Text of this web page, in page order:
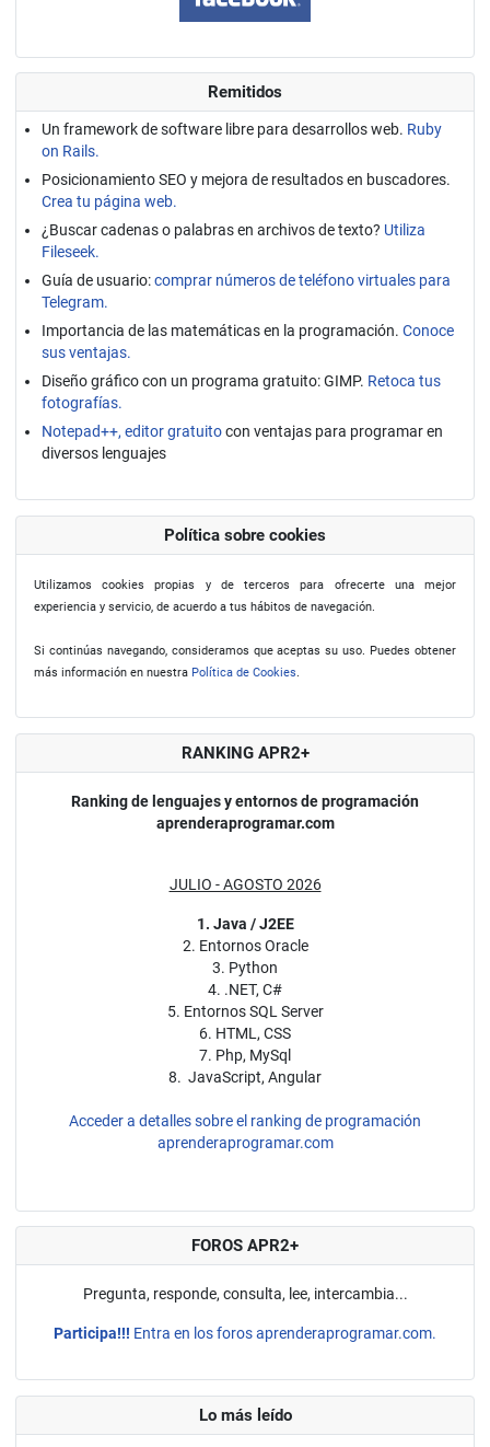
Remitidos
Un framework de software libre para desarrollos web. Ruby
on Rails.
Posicionamiento SEO y mejora de resultados en buscadores.
Crea tu página web.
¿Buscar cadenas o palabras en archivos de texto? Utiliza
Fileseek.
Guía de usuario:comprar números de teléfono virtuales para
Telegram.
Importancia de las matemáticas en la programación. Conoce
sus ventajas.
Diseño gráfico con un programa gratuito: GIMP. Retoca tus
fotografías.
Notepad++, editor gratuitocon ventajas para programar en
diversos lenguajes
Política sobre cookies
Utilizamos cookies propias y de terceros para ofrecerte una mejor
experiencia y servicio, de acuerdo a tus hábitos de navegación.
Si continúas navegando, consideramos que aceptas su uso. Puedes obtener
más información en nuestra Política de Cookies.
RANKING APR2+
Ranking de lenguajes y entornos de programación
aprenderaprogramar.com
JULIO - AGOSTO 2026
1. Java / J2EE
2. Entornos Oracle
3. Python
4. .NET, C#
5. Entornos SQL Server
6. HTML, CSS
7. Php, MySql
8. JavaScript, Angular
Acceder a detalles sobre el ranking de programación
aprenderaprogramar.com
FOROS APR2+
Pregunta, responde, consulta, lee, intercambia...
Participa!!! Entra en los foros aprenderaprogramar.com.
Lo más leído